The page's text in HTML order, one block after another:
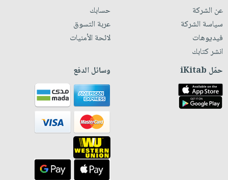
عن الشركة
سياسة الشركة
فيديوهات
انشر كتابك
حسابك
عربة التسوق
لائحة الأمنيات
حمّل iKitab وسائل الدفع